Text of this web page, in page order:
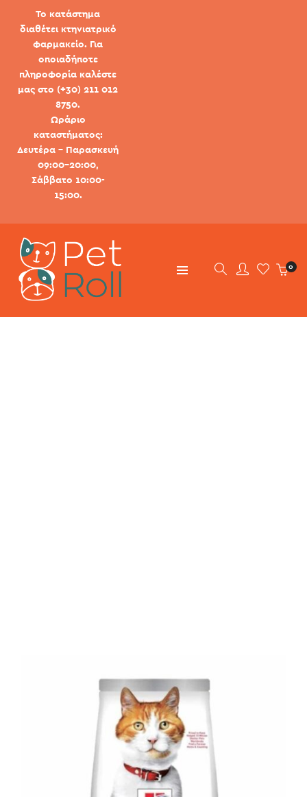
Το κατάστημα
διαθέτει κτηνιατρικό
φαρμακείο. Για
οποιαδήποτε
πληροφορία καλέστε
μας στο (+30) 211 012
8750.
Ωράριο
καταστήματος:
Δευτέρα - Παρασκευή
09:00-20:00,
Σάββατο 10:00-
15:00.
0